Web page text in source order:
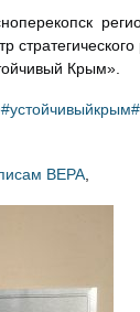
Крым».
#устойчивыйкрым#
ВЕРА